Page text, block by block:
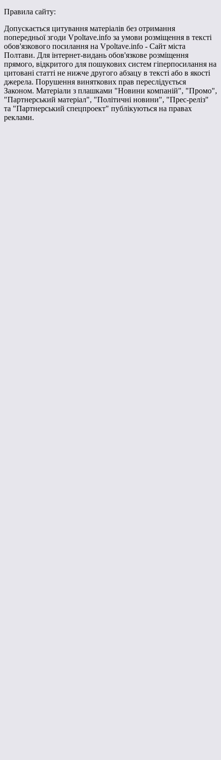
Правила сайту:
Допускається цитування матеріалів без отримання
попередньої згоди Vpoltave.info за умови розміщення в тексті
обов'язкового посилання на Vpoltave.info - Сайт міста
Полтави. Для інтернет-видань обов'язкове розміщення
прямого, відкритого для пошукових систем гіперпосилання на
цитовані статті не нижче другого абзацу в тексті або в якості
джерела. Порушення виняткових прав переслідується
Законом. Матеріали з плашками "Новини компаній", "Промо",
"Партнерський матеріал", "Політичні новини", "Прес-реліз"
та "Партнерський спецпроект" публікуються на правах
реклами.